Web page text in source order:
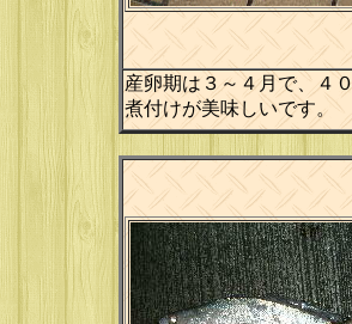
産卵期は３～４月で、４
煮付けが美味しいです。